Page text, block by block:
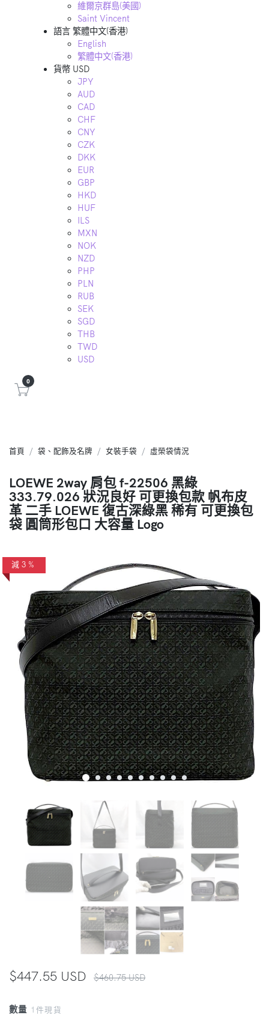
維爾京群島(美國)
Saint Vincent
語言 繁體中文(香港)
English
繁體中文(香港)
貨幣 USD
JPY
AUD
CAD
CHF
CNY
CZK
DKK
EUR
GBP
HKD
HUF
ILS
MXN
NOK
NZD
PHP
PLN
RUB
SEK
SGD
THB
TWD
USD
0
首頁 袋、配飾及名牌 女裝手袋 虛榮袋情況
LOEWE 2way 肩包 f-22506 黑綠
333.79.026 狀況良好 可更換包款 帆布皮
革 二手 LOEWE 復古深綠黑 稀有 可更換包
袋 圓筒形包口 大容量 Logo
減3%
$447.55 USD $460.75 USD
數量 1件現貨